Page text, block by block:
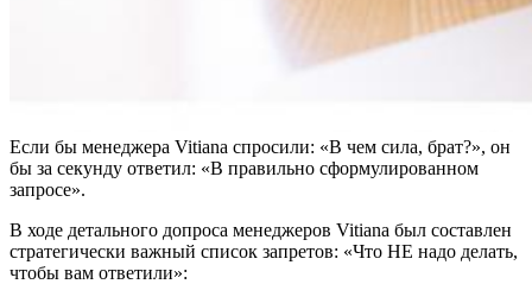
Если бы менеджера Vitiana спросили: «В чем сила, брат?», он
бы за секунду ответил: «В правильно сформулированном
запросе».
В ходе детального допроса менеджеров Vitiana был составлен
стратегически важный список запретов: «Что НЕ надо делать,
чтобы вам ответили»: